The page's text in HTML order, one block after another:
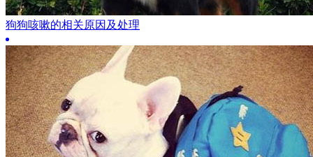
狗狗咳嗽的相关原因及处理